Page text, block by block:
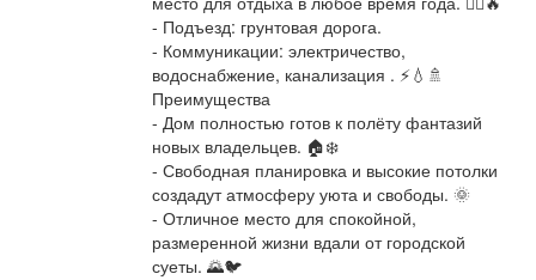
- Подъезд: грунтовая дорога.
- Коммуникации: электричество,
водоснабжение, канализация . ⚡💧🚿
Преимущества
- Дом полностью готов к полёту фантазий
новых владельцев. 🏠❄️
- Свободная планировка и высокие потолки
создадут атмосферу уюта и свободы. 🌞
- Отличное место для спокойной,
размеренной жизни вдали от городской
суеты. 🌄🐦